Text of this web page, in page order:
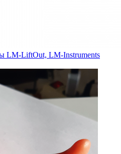
LM-LiftOut, LM-Instruments